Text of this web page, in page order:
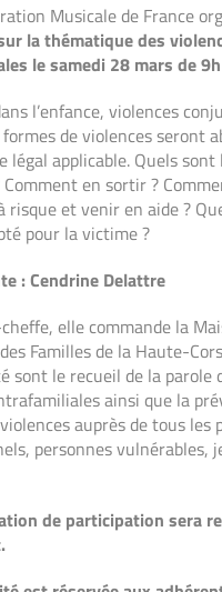
Musicale de France
la thématique des
le samedi 28 mars de
l’enfance, violences
de violences seront
légal applicable. Quels
en sortir ?
risque et venir en aide ?
pour la victime ?
: Cendrine Delattre
elle commande la
Familles de la Haute-
sont le recueil de la parole
ainsi que la
auprès de tous les
personnes vulnérables,
de participation sera